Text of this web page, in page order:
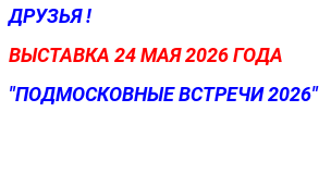
ДРУЗЬЯ !
ВЫСТАВКА 24 МАЯ 2026 ГОДА
"ПОДМОСКОВНЫЕ ВСТРЕЧИ 2026"